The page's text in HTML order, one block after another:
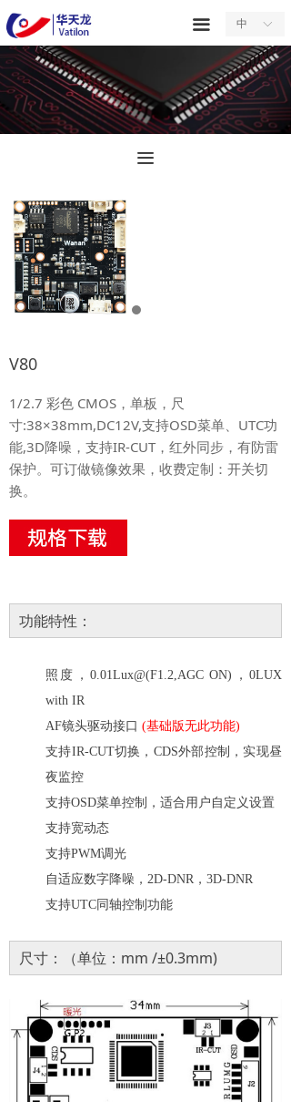
끀
首页
关于我们
产品中心
合作中心
联系我们
ꀅ
中
V80
1/2.7 彩色 CMOS，单板，尺
寸:38×38mm,DC12V,支持OSD菜单、UTC功
能,3D降噪，支持IR-CUT，红外同步，有防雷
保护。可订做镜像效果，收费定制：开关切
换。
功能特性：
照度， 0.01Lux@(F1.2,AGC ON) ，0LUX
with IR
AF镜头驱动接口 (基础版无此功能)
支持IR-CUT切换， CDS外部控制，实现昼
夜监控
支持OSD菜单控制，适合用户自定义设置
支持宽动态
支持PWM调光
自适应数字降噪， 2D-DNR ， 3D-DNR
支持UTC 同轴控制功能
尺寸：（单位：mm /±0.3mm)
끀